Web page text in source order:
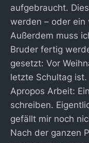
aufgebraucht.
werden – oder ein
Außerdem muss
Bruder fertig
gesetzt: Vor
letzte Schultag ist.
Apropos Arbeit:
schreiben.
gefällt mir noch
Nach der ganzen